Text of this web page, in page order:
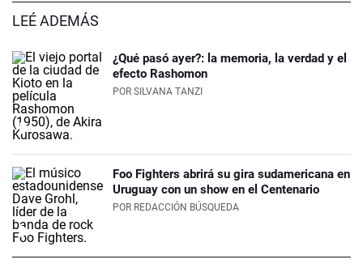
LEÉ ADEMÁS
¿Qué pasó ayer?: la memoria, la verdad y el
efecto Rashomon
POR SILVANA TANZI
Foo Fighters abrirá su gira sudamericana en
Uruguay con un show en el Centenario
POR REDACCIÓN BÚSQUEDA